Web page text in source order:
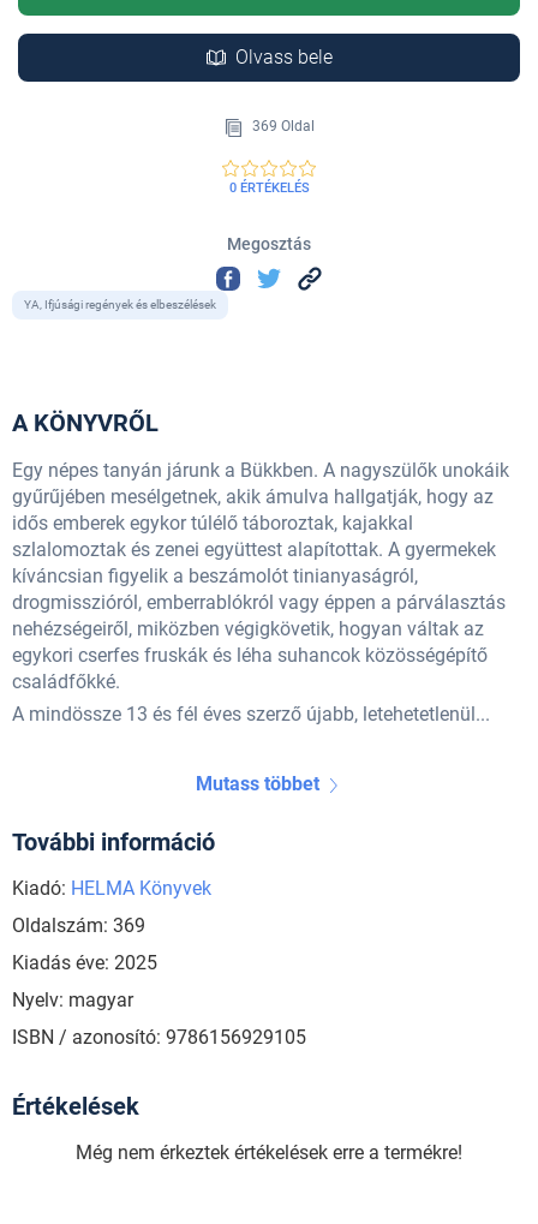
Olvass bele
369 Oldal
0 ÉRTÉKELÉS
Megosztás
YA, Ifjúsági regények és elbeszélések
A KÖNYVRŐL
Egy népes tanyán járunk a Bükkben. A nagyszülők unokáik
gyűrűjében mesélgetnek, akik ámulva hallgatják, hogy az
idős emberek egykor túlélő táboroztak, kajakkal
szlalomoztak és zenei együttest alapítottak. A gyermekek
kíváncsian figyelik a beszámolót tinianyaságról,
drogmisszióról, emberrablókról vagy éppen a párválasztás
nehézségeiről, miközben végigkövetik, hogyan váltak az
egykori cserfes fruskák és léha suhancok közösségépítő
családfőkké.
A mindössze 13 és fél éves szerző újabb, letehetetlenül...
Mutass többet
További információ
Kiadó: HELMA Könyvek
Oldalszám: 369
Kiadás éve: 2025
Nyelv: magyar
ISBN / azonosító: 9786156929105
Értékelések
Még nem érkeztek értékelések erre a termékre!